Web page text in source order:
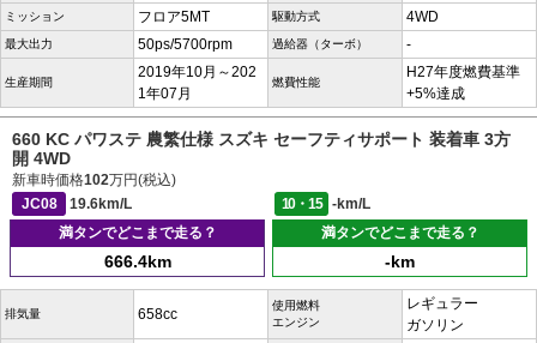
ミッション フロア5MT 駆動方式 4WD
最大出力 50ps/5700rpm 過給器（ターボ） -
生産期間
2019年10月～202
1年07月
燃費性能
H27年度燃費基準
+5%達成
660 KC パワステ 農繁仕様 スズキ セーフティサポート 装着車 3方
開 4WD
新車時価格102万円(税込)
JC08
19.6km/L 10・15
-km/L
満タンでどこまで走る？
666.4km
満タンでどこまで走る？
-km
排気量 658cc
使用燃料
エンジン
レギュラー
ガソリン